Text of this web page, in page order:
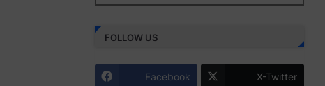
Juz 1 ⇨http://j.mp/2b8SiNO
Juz 2 ⇨http://j.mp/2b8RJmQ
FOLLOW US
Facebook X-Twitter